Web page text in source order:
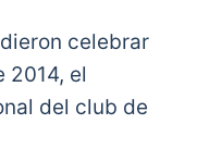
celebrar
2014, el
del club de